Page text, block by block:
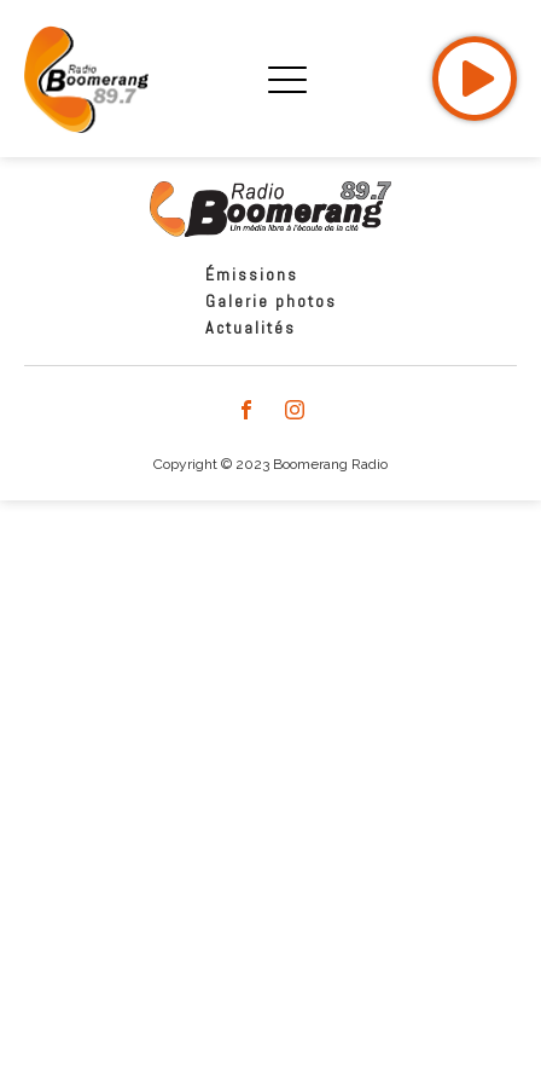
Émissions
Galerie photos
Actualités
Copyright © 2023 Boomerang Radio